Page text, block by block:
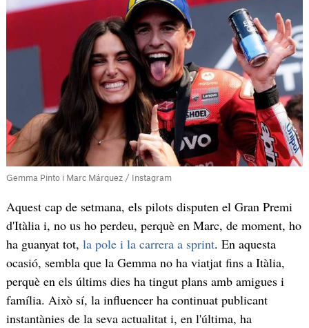
Gemma Pinto i Marc Márquez / Instagram
Aquest cap de setmana, els pilots disputen el Gran Premi
d'Itàlia i, no us ho perdeu, perquè en Marc, de moment, ho
ha guanyat tot, la pole i la carrera a sprint. En aquesta
ocasió, sembla que la Gemma no ha viatjat fins a Itàlia,
perquè en els últims dies ha tingut plans amb amigues i
família. Això sí, la influencer ha continuat publicant
instantànies de la seva actualitat i, en l'última, ha